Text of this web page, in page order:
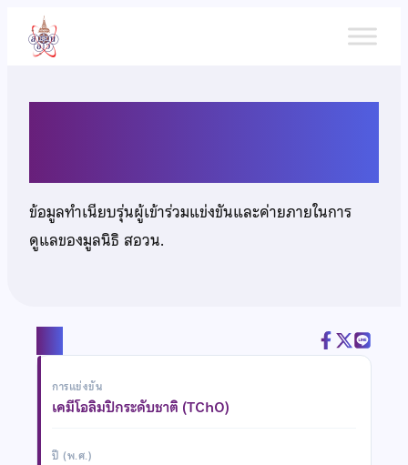
เนื้อหา
ข้อมูลทำเนียบรุ่นผู้เข้าร่วมแข่งขันและค่ายภายในการ
ดูแลของมูลนิธิ สอวน.
การแข่งขัน
เคมีโอลิมปิกระดับชาติ (TChO)
ปี (พ.ศ.)